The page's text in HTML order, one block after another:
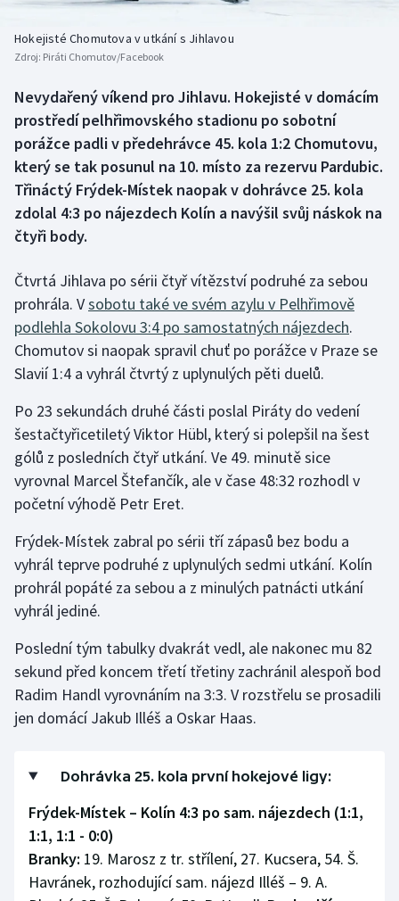
Biatlon
Boby a skeleton
Box
Curling
Dostihy
Florbal
Golf
Gymnastika
Jezdectví
Judo
Lezení
Lyže a snowboard
Moderní pětiboj
Motorsport
Parasport
Plavání
Plážový volejbal
Aplikace ČT sport
AZ kvíz
Hokejisté Chomutova v utkání s Jihlavou
Zdroj: Piráti Chomutov/Facebook
Nevydařený víkend pro Jihlavu. Hokejisté v domácím
prostředí pelhřimovského stadionu po sobotní
porážce padli v předehrávce 45. kola 1:2 Chomutovu,
který se tak posunul na 10. místo za rezervu Pardubic.
Třináctý Frýdek-Místek naopak v dohrávce 25. kola
zdolal 4:3 po nájezdech Kolín a navýšil svůj náskok na
čtyři body.
Čtvrtá Jihlava po sérii čtyř vítězství podruhé za sebou
prohrála. Vsobotu také ve svém azylu v Pelhřimově
podlehla Sokolovu 3:4 po samostatných nájezdech.
Chomutov si naopak spravil chuť po porážce v Praze se
Slavií 1:4 a vyhrál čtvrtý z uplynulých pěti duelů.
Po 23 sekundách druhé části poslal Piráty do vedení
šestačtyřicetiletý Viktor Hübl, který si polepšil na šest
gólů z posledních čtyř utkání. Ve 49. minutě sice
vyrovnal Marcel Štefančík, ale v čase 48:32 rozhodl v
početní výhodě Petr Eret.
Frýdek-Místek zabral po sérii tří zápasů bez bodu a
vyhrál teprve podruhé z uplynulých sedmi utkání. Kolín
prohrál popáté za sebou a z minulých patnácti utkání
vyhrál jediné.
Poslední tým tabulky dvakrát vedl, ale nakonec mu 82
sekund před koncem třetí třetiny zachránil alespoň bod
Radim Handl vyrovnáním na 3:3. V rozstřelu se prosadili
jen domácí Jakub Illéš a Oskar Haas.
Dohrávka 25. kola první hokejové ligy:
Frýdek-Místek – Kolín 4:3 po sam. nájezdech (1:1,
1:1, 1:1 - 0:0)
Branky: 19. Marosz z tr. střílení, 27. Kucsera, 54. Š.
Havránek, rozhodující sam. nájezd Illéš – 9. A.